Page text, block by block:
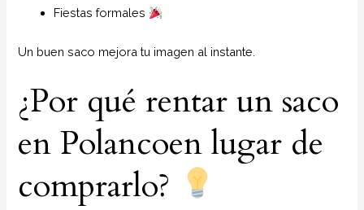
Fiestas formales
Un buen saco mejora tu imagen al instante.
¿Por qué rentar un saco
en Polancoen lugar de
comprarlo?